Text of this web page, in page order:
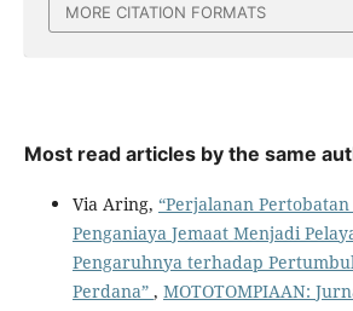
MORE CITATION FORMATS
Most read articles by the same
Via Aring, “Perjalanan
Penganiaya Jemaat Menjadi
Pengaruhnya terhadap
Perdana” , MOTOTOMPIAAN: